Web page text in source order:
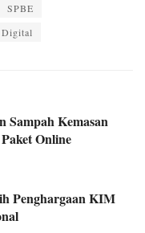
SPBE
Digital
Sampah Kemasan
Online
Penghargaan KIM